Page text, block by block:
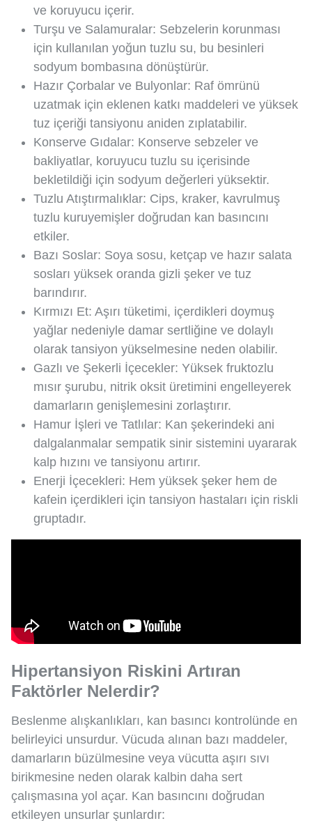
ve koruyucu içerir.
Turşu ve Salamuralar: Sebzelerin korunması
için kullanılan yoğun tuzlu su, bu besinleri
sodyum bombasına dönüştürür.
Hazır Çorbalar ve Bulyonlar: Raf ömrünü
uzatmak için eklenen katkı maddeleri ve yüksek
tuz içeriği tansiyonu aniden zıplatabilir.
Konserve Gıdalar: Konserve sebzeler ve
bakliyatlar, koruyucu tuzlu su içerisinde
bekletildiği için sodyum değerleri yüksektir.
Tuzlu Atıştırmalıklar: Cips, kraker, kavrulmuş
tuzlu kuruyemişler doğrudan kan basıncını
etkiler.
Bazı Soslar: Soya sosu, ketçap ve hazır salata
sosları yüksek oranda gizli şeker ve tuz
barındırır.
Kırmızı Et: Aşırı tüketimi, içerdikleri doymuş
yağlar nedeniyle damar sertliğine ve dolaylı
olarak tansiyon yükselmesine neden olabilir.
Gazlı ve Şekerli İçecekler: Yüksek fruktozlu
mısır şurubu, nitrik oksit üretimini engelleyerek
damarların genişlemesini zorlaştırır.
Hamur İşleri ve Tatlılar: Kan şekerindeki ani
dalgalanmalar sempatik sinir sistemini uyararak
kalp hızını ve tansiyonu artırır.
Enerji İçecekleri: Hem yüksek şeker hem de
kafein içerdikleri için tansiyon hastaları için riskli
gruptadır.
Hipertansiyon Riskini Artıran
Faktörler Nelerdir?
Beslenme alışkanlıkları, kan basıncı kontrolünde en
belirleyici unsurdur. Vücuda alınan bazı maddeler,
damarların büzülmesine veya vücutta aşırı sıvı
birikmesine neden olarak kalbin daha sert
çalışmasına yol açar. Kan basıncını doğrudan
etkileyen unsurlar şunlardır: